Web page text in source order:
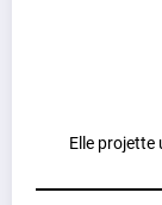
Elle projette